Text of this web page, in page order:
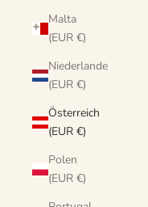
Malta
(EUR €)
Niederlande
(EUR €)
Österreich
(EUR €)
Polen
(EUR €)